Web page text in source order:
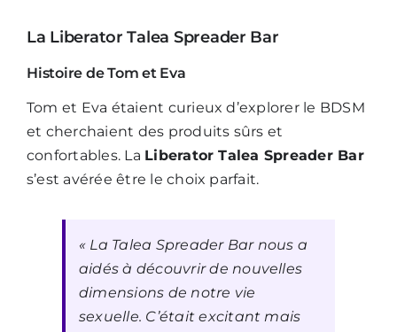
La Liberator Talea Spreader Bar
Histoire de Tom et Eva
Tom et Eva étaient curieux d’explorer le BDSM
et cherchaient des produits sûrs et
confortables. La Liberator Talea Spreader Bar
s’est avérée être le choix parfait.
« La Talea Spreader Bar nous a
aidés à découvrir de nouvelles
dimensions de notre vie
sexuelle. C’était excitant mais